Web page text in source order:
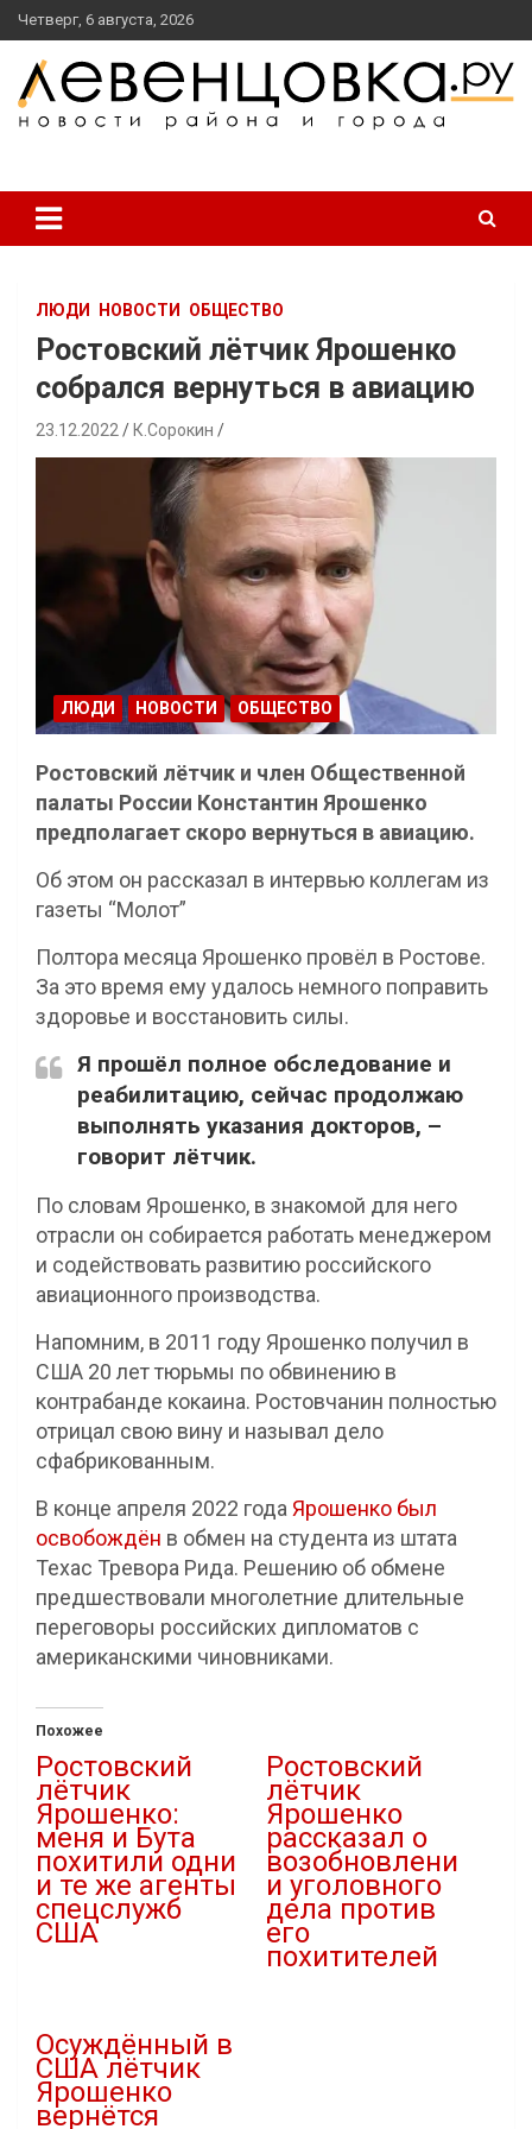
перейти
к
содержанию
Четверг, 6 августа, 2026
ЛЮДИ НОВОСТИ ОБЩЕСТВО
Ростовский лётчик Ярошенко
собрался вернуться в авиацию
23.12.2022 К.Сорокин
ЛЮДИ НОВОСТИ ОБЩЕСТВО
Ростовский лётчик и член Общественной
палаты России Константин Ярошенко
предполагает скоро вернуться в авиацию.
Об этом он рассказал в интервью коллегам из
газеты “Молот”
Полтора месяца Ярошенко провёл в Ростове.
За это время ему удалось немного поправить
здоровье и восстановить силы.
Я прошёл полное обследование и
реабилитацию, сейчас продолжаю
выполнять указания докторов, –
говорит лётчик.
По словам Ярошенко, в знакомой для него
отрасли он собирается работать менеджером
и содействовать развитию российского
авиационного производства.
Напомним, в 2011 году Ярошенко получил в
США 20 лет тюрьмы по обвинению в
контрабанде кокаина. Ростовчанин полностью
отрицал свою вину и называл дело
сфабрикованным.
В конце апреля 2022 годаЯрошенко был
освобождён в обмен на студента из штата
Техас Тревора Рида. Решению об обмене
предшествовали многолетние длительные
переговоры российских дипломатов с
американскими чиновниками.
Похожее
Ростовский
лётчик
Ярошенко:
меня и Бута
похитили одни
и те же агенты
спецслужб
США
Ростовский
лётчик
Ярошенко
рассказал о
возобновлени
и уголовного
дела против
его
похитителей
Осуждённый в
США лётчик
Ярошенко
вернётся